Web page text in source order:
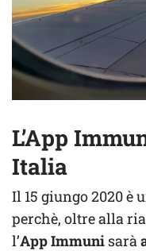
L’App
Italia
Il 15 giungo 2020 è
perchè, oltre alla
l’App Immuni sarà